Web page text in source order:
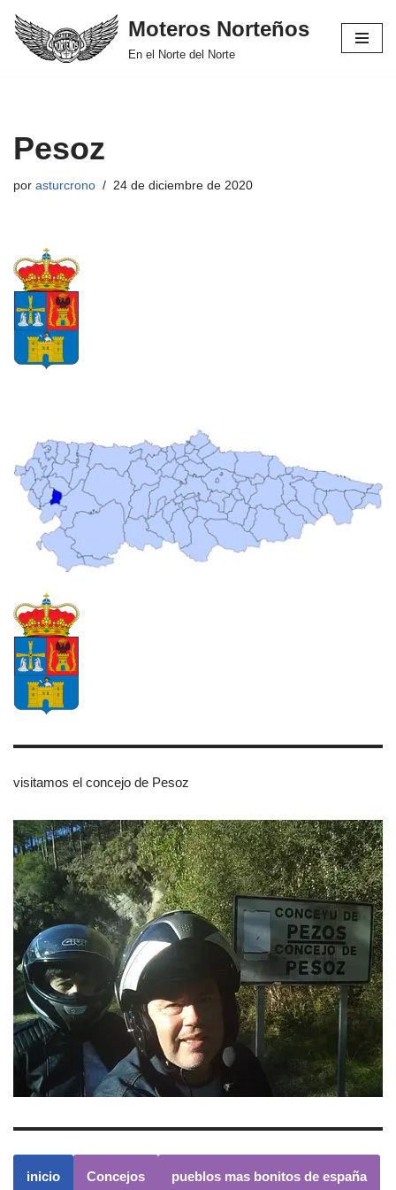
Saltar
Moteros Norteños
En el Norte del Norte
Pesoz
por asturcrono 24 de diciembre de 2020
visitamos el concejo de Pesoz
inicio Concejos pueblos mas bonitos de españa